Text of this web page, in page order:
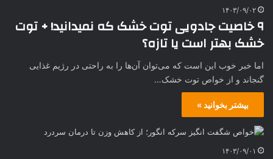
۱۴۰۳/۰۹/۰۲
۹ خاصیت جادویی توت خشک که نمیدانید! + توت
خشک بهتر است یا تازه؟
اما خبر خوب این است که می‌توان آن‌ها را به راحتی در رژیم غذایی
گنجاند و از خواص توت خشک…
بیشتر بخوانید »
۱۴۰۳/۰۹/۰۱